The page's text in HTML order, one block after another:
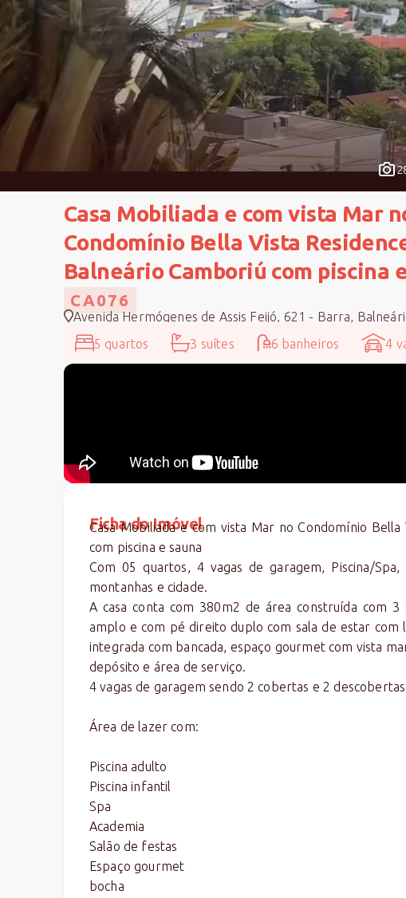
Casa Mobiliada e com vista Mar
Condomínio Bella Vista
Balneário Camboriú com piscina
CA076
Avenida Hermógenes de Assis Feijó, 621 - Barra,
5 quartos 3 suítes 6 banheiros 4
Ficha do Imóvel
Casa Mobiliada e com vista Mar no Condomínio
com piscina e sauna
Com 05 quartos, 4 vagas de garagem, Piscina/
montanhas e cidade.
A casa conta com 380m2 de área construída com 3
amplo e com pé direito duplo com sala de estar com
integrada com bancada, espaço gourmet com vista
depósito e área de serviço.
4 vagas de garagem sendo 2 cobertas e 2 descobertas
Área de lazer com:
Piscina adulto
Piscina infantil
Spa
Academia
Salão de festas
Espaço gourmet
bocha